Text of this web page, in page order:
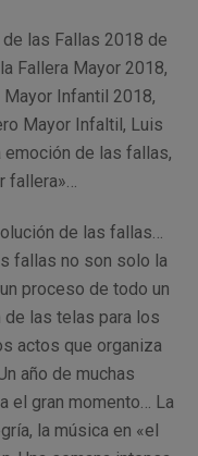
las Fallas 2018 de
Fallera Mayor 2018,
Infantil 2018,
Mayor Infaltil, Luis
emoción de las fallas,
fallera»…
de las fallas…
fallas no son solo la
proceso de todo un
las telas para los
actos que organiza
año de muchas
el gran momento… La
la música en «el